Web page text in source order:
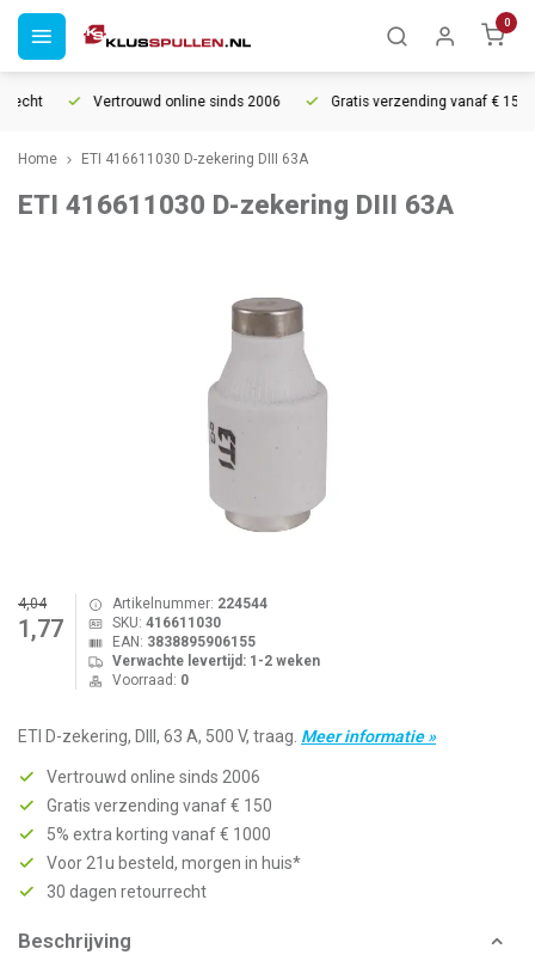
0
Vertrouwd online sinds 2006 Gratis verzending vanaf € 150
Home ETI 416611030 D-zekering DIII 63A
ETI 416611030 D-zekering DIII 63A
4,04
1,77
Artikelnummer: 224544
SKU: 416611030
EAN: 3838895906155
Verwachte levertijd: 1-2 weken
Voorraad: 0
ETI D-zekering, DIII, 63 A, 500 V, traag. Meer informatie »
Vertrouwd online sinds 2006
Gratis verzending vanaf € 150
5% extra korting vanaf € 1000
Voor 21u besteld, morgen in huis*
30 dagen retourrecht
Beschrijving